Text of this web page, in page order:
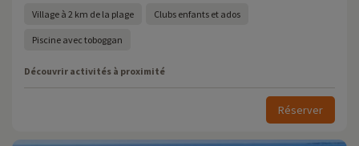
Village à 2 km de la plage Clubs enfants et ados
Piscine avec toboggan
Découvrir activités à proximité
Réserver